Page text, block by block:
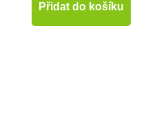
Přidat do košíku